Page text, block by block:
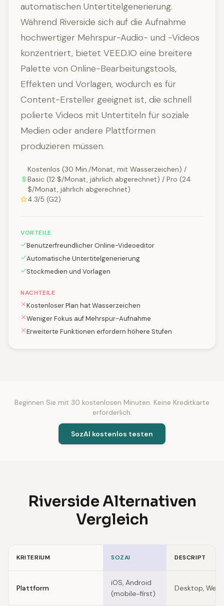
automatischen Untertitelgenerierung.
Während Riverside sich auf die Aufnahme
hochwertiger Mehrspur-Audio- und -Videos
konzentriert, bietet VEED.IO eine breitere
Palette von Online-Bearbeitungstools,
Effekten und Vorlagen, wodurch es für
Content-Ersteller geeignet ist, die schnell
polierte Videos mit Untertiteln für soziale
Medien oder andere Plattformen
produzieren müssen.
Kostenlos (30 Min./Monat, mit Wasserzeichen) /
Basic (12 $/Monat, jährlich abgerechnet) / Pro (24
$/Monat, jährlich abgerechnet)
4.3/5 (G2)
VORTEILE
Benutzerfreundlicher Online-Videoeditor
Automatische Untertitelgenerierung
Stockmedien und Vorlagen
NACHTEILE
Kostenloser Plan hat Wasserzeichen
Weniger Fokus auf Mehrspur-Aufnahme
Erweiterte Funktionen erfordern höhere Stufen
Beginnen Sie mit 30 kostenlosen Minuten. Keine Kreditkarte
erforderlich.
SozAI kostenlos testen
Riverside Alternativen
Vergleich
KRITERIUM SOZAI DESCRIPT
Plattform
iOS, Android
(mobile-first)
Desktop, Web